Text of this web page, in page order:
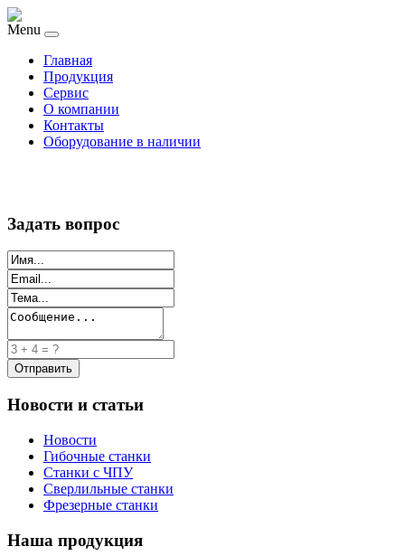
Menu
Главная
Продукция
Сервис
О компании
Контакты
Оборудование в наличии
Задать вопрос
Новости и статьи
Новости
Гибочные станки
Станки с ЧПУ
Сверлильные станки
Фрезерные станки
Наша продукция